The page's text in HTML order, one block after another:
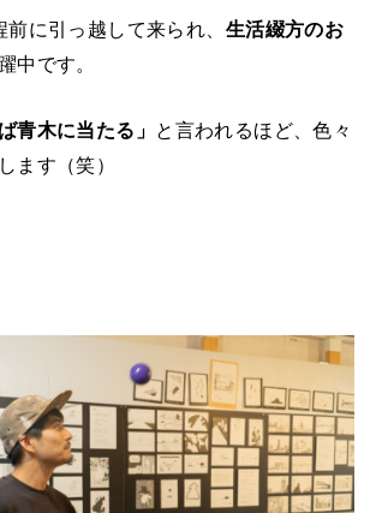
に引っ越して来られ、 生活綴方のお
中です。
青木に当たる」 と言われるほど、色々
ます（笑）